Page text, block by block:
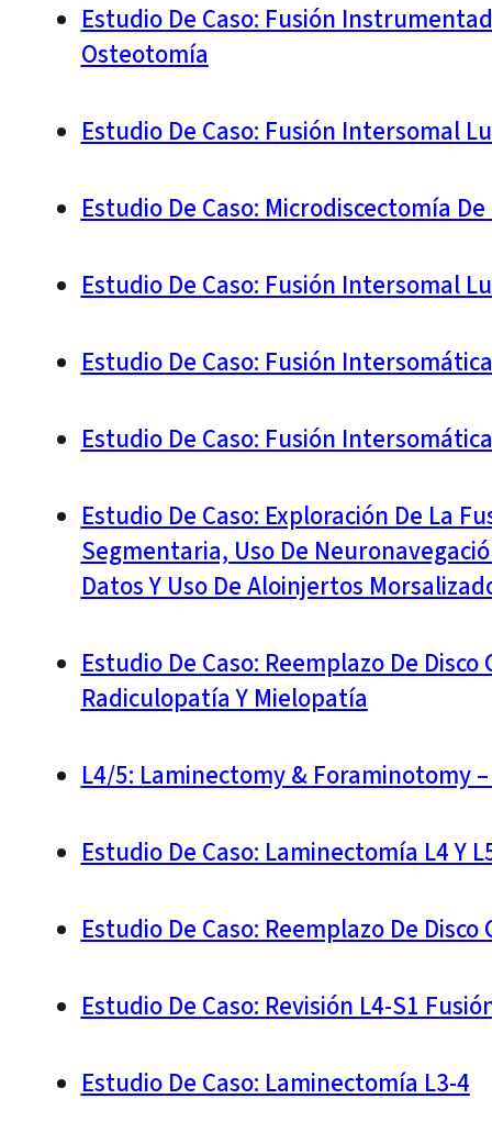
Estudio De Caso: Fusión
Osteotomía
Estudio De Caso: Fusión Intersomal
Estudio De Caso: Microdiscectomía
Estudio De Caso: Fusión Intersomal
Estudio De Caso: Fusión
Estudio De Caso: Fusión
Estudio De Caso: Exploración De La
Segmentaria, Uso De
Datos Y Uso De Aloinjertos
Estudio De Caso: Reemplazo De
Radiculopatía Y Mielopatía
L4/5: Laminectomy & Foraminotomy
Estudio De Caso: Laminectomía L4 Y
Estudio De Caso: Reemplazo De Disco
Estudio De Caso: Revisión L4-S1
Estudio De Caso: Laminectomía L3-4